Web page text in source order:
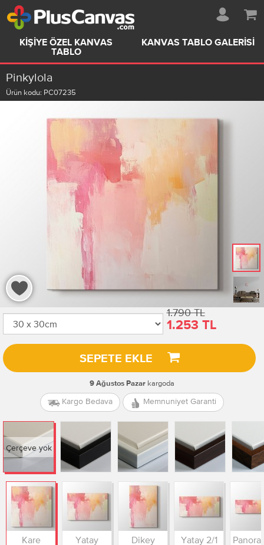
KIŞIYE ÖZEL KANVAS
TABLO
KANVAS TABLO GALERISI
Pinkylola
Ürün kodu: PC07235
1.790 TL
1.253 TL
SEPETE EKLE
9 Ağustos Pazar kargoda
Kargo Bedava Memnuniyet Garanti
Çerçeve yok
Kare Yatay Dikey Yatay 2/1